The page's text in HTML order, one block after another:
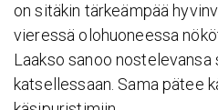
on sitäkin tärkeämpää
vieressä olohuoneessa
Laakso sanoo
katsellessaan. Sama pätee